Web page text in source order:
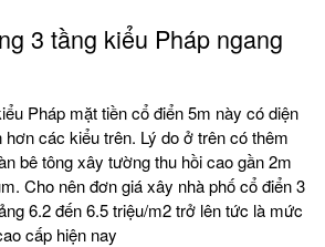
3 tầng kiểu Pháp ngang
Pháp mặt tiền cổ điển 5m này có diện
các kiểu trên. Lý do ở trên có thêm
bê tông xây tường thu hồi cao gần 2m
Cho nên đơn giá xây nhà phố cổ điển 3
6.2 đến 6.5 triệu/m2 trở lên tức là mức
cấp hiện nay